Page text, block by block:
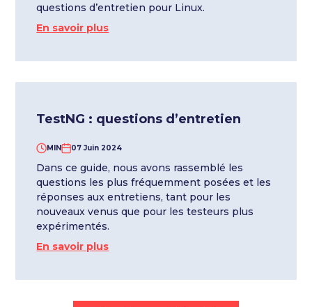
questions d’entretien pour Linux.
En savoir plus
TestNG : questions d’entretien
MIN 07 Juin 2024
Dans ce guide, nous avons rassemblé les
questions les plus fréquemment posées et les
réponses aux entretiens, tant pour les
nouveaux venus que pour les testeurs plus
expérimentés.
En savoir plus